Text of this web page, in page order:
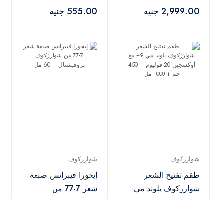
2,999.00 جنيه 555.00 جنيه
شوارزكوف
طقم تفتيح الشعر
شوارزكوف بلوند مي
شوارزكوف
إيجورا فيبرانس صبغة
شعر 7-77 من